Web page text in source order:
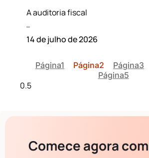
A auditoria fiscal
14 de julho de 2026
Página1 Página2 Página3
Página5
Comece agora